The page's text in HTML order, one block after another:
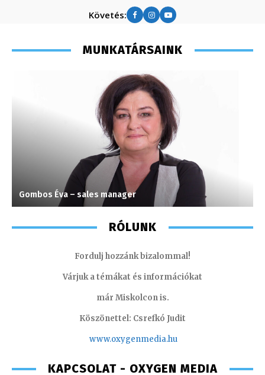
Követés:
MUNKATÁRSAINK
Gombos Éva – sales manager
RÓLUNK
Fordulj hozzánk bizalommal!
Várjuk a témákat és információkat
már Miskolcon is.
Köszönettel: Csrefkó Judit
www.oxygenmedia.hu
KAPCSOLAT - OXYGEN MEDIA